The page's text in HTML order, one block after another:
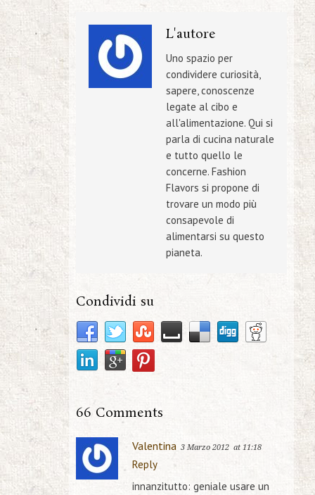
L'autore
Uno spazio per
condividere curiosità,
sapere, conoscenze
legate al cibo e
all'alimentazione. Qui si
parla di cucina naturale
e tutto quello le
concerne. Fashion
Flavors si propone di
trovare un modo più
consapevole di
alimentarsi su questo
pianeta.
Condividi su
66 Comments
Valentina 3 Marzo 2012 at 11:18
Reply
innanzitutto: geniale usare un